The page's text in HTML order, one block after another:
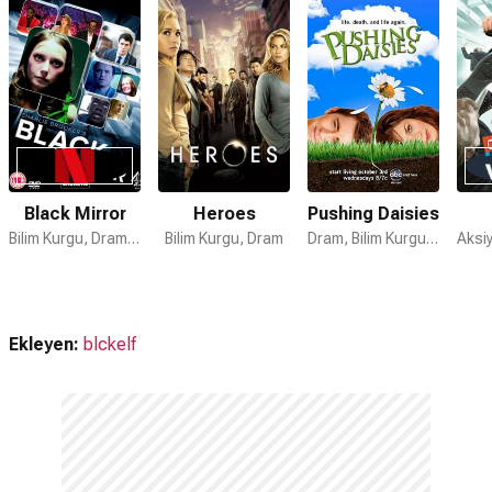
Amazon Prime'da var mı?
Hayır. Dizi Amazon Prime'da yayınlanmamaktadır.
Torchwood : Miracle Day devam filmi var mı?
Hayır. Torchwood : Miracle Day için devam dizisi
bulunmamaktadır.
Black Mirror
Bilim Kurgu, Dram, Gizem
Heroes
Bilim Kurgu, Dram
Pushing Daisies
Dram, Bilim Kurgu, Suç
Ekleyen: blckelf